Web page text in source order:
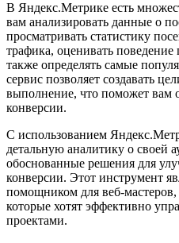
В Яндекс.Метрике есть
вам анализировать данные о
просматривать статистику
трафика, оценивать поведение
также определять самые
сервис позволяет создавать
выполнение, что поможет вам
конверсии.
С использованием
детальную аналитику о своей
обоснованные решения для
конверсии. Этот инструмент
помощником для веб-мастеров,
которые хотят эффективно
проектами.